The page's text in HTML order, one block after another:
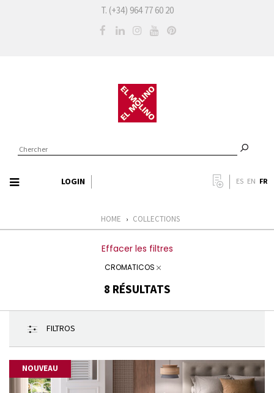
T. (+34) 964 77 60 20
ES EN FR
LOGIN
HOME › COLLECTIONS
Effacer les filtres
CROMATICOS
8 RÉSULTATS
FILTROS
NOUVEAU